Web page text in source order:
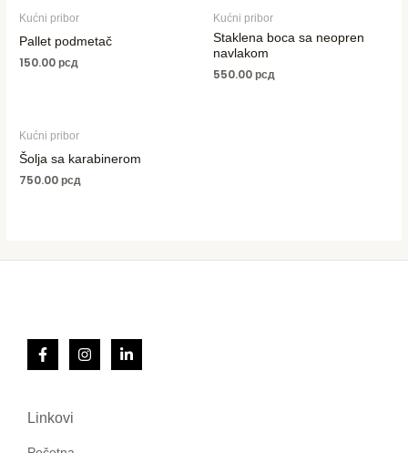
Kućni pribor
Pallet podmetač
150.00рсд
Kućni pribor
Staklena boca sa neopren
navlakom
550.00рсд
Kućni pribor
Šolja sa karabinerom
750.00рсд
Linkovi